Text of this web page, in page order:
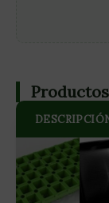
MONKEY
100% con